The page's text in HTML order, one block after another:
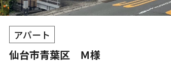
アパート
仙台市青葉区 Ｍ様